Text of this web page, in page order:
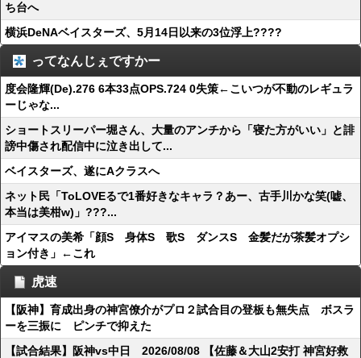
ち台へ
横浜DeNAベイスターズ、5月14日以来の3位浮上????
ってなんじぇですかー
度会隆輝(De).276 6本33点OPS.724 0失策←こいつが不動のレギュラ
ーじゃな...
ショートスリーパー堀さん、大量のアンチから「寝た方がいい」と誹
謗中傷され配信中に泣き出して...
ベイスターズ、遂にAクラスへ
ネット民「ToLOVEるで1番好きなキャラ？あー、古手川かな笑(嘘、
本当は美柑w)」???...
アイマスの美希「顔S 身体S 歌S ダンスS 金髪だが茶髪オプシ
ョン付き」←これ
虎速
【阪神】育成出身の神宮僚介がプロ２試合目の登板も無失点 ボスラ
ーを三振に ピンチで抑えた
【試合結果】阪神vs中日 2026/08/08 【佐藤＆大山2安打 神宮好救